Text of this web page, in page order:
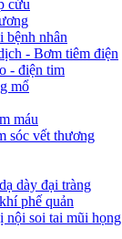
cứu
bệnh nhân
- Bơm tiêm điện
- điện tim
mổ
máu
sóc vết thương
dày đại tràng
phế quản
nội soi tai mũi họng